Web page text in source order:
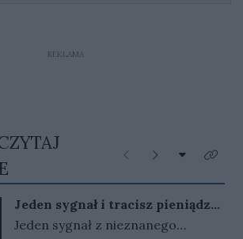
REKLAMA
Poprzednie
Następne
Rozwiń
Kliknij
Jeden sygnał i tracisz pieniądze.
Nigdy nie oddzwaniaj na te
numery
Jeden sygnał z nieznanego